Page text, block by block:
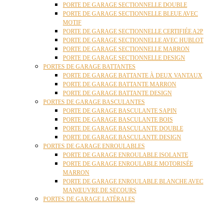
PORTE DE GARAGE SECTIONNELLE DOUBLE
PORTE DE GARAGE SECTIONNELLE BLEUE AVEC
MOTIF
PORTE DE GARAGE SECTIONNELLE CERTIFIÉE A2P
PORTE DE GARAGE SECTIONNELLE AVEC HUBLOT
PORTE DE GARAGE SECTIONNELLE MARRON
PORTE DE GARAGE SECTIONNELLE DESIGN
PORTES DE GARAGE BATTANTES
PORTE DE GARAGE BATTANTE À DEUX VANTAUX
PORTE DE GARAGE BATTANTE MARRON
PORTE DE GARAGE BATTANTE DESIGN
PORTES DE GARAGE BASCULANTES
PORTE DE GARAGE BASCULANTE SAPIN
PORTE DE GARAGE BASCULANTE BOIS
PORTE DE GARAGE BASCULANTE DOUBLE
PORTE DE GARAGE BASCULANTE DESIGN
PORTES DE GARAGE ENROULABLES
PORTE DE GARAGE ENROULABLE ISOLANTE
PORTE DE GARAGE ENROULABLE MOTORISÉE
MARRON
PORTE DE GARAGE ENROULABLE BLANCHE AVEC
MANŒUVRE DE SECOURS
PORTES DE GARAGE LATÉRALES